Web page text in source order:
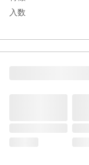
入数
材質・素材